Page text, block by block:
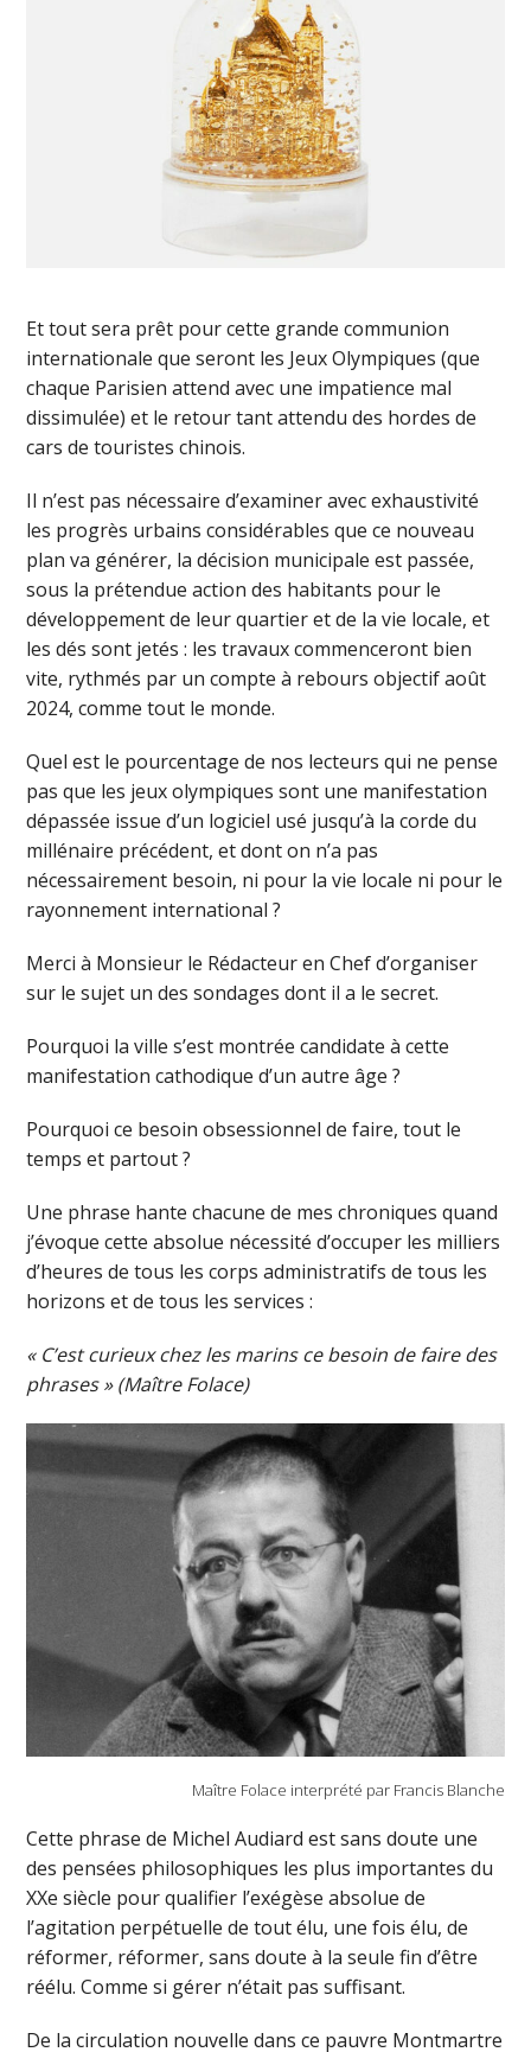
Et tout sera prêt pour cette grande communion
internationale que seront les Jeux Olympiques (que
chaque Parisien attend avec une impatience mal
dissimulée) et le retour tant attendu des hordes de
cars de touristes chinois.
Il n’est pas nécessaire d’examiner avec exhaustivité
les progrès urbains considérables que ce nouveau
plan va générer, la décision municipale est passée,
sous la prétendue action des habitants pour le
développement de leur quartier et de la vie locale, et
les dés sont jetés : les travaux commenceront bien
vite, rythmés par un compte à rebours objectif août
2024, comme tout le monde.
Quel est le pourcentage de nos lecteurs qui ne pense
pas que les jeux olympiques sont une manifestation
dépassée issue d’un logiciel usé jusqu’à la corde du
millénaire précédent, et dont on n’a pas
nécessairement besoin, ni pour la vie locale ni pour le
rayonnement international ?
Merci à Monsieur le Rédacteur en Chef d’organiser
sur le sujet un des sondages dont il a le secret.
Pourquoi la ville s’est montrée candidate à cette
manifestation cathodique d’un autre âge ?
Pourquoi ce besoin obsessionnel de faire, tout le
temps et partout ?
Une phrase hante chacune de mes chroniques quand
j’évoque cette absolue nécessité d’occuper les milliers
d’heures de tous les corps administratifs de tous les
horizons et de tous les services :
« C’est curieux chez les marins ce besoin de faire des
phrases » (Maître Folace)
Maître Folace interprété par Francis Blanche
Cette phrase de Michel Audiard est sans doute une
des pensées philosophiques les plus importantes du
XXe siècle pour qualifier l’exégèse absolue de
l’agitation perpétuelle de tout élu, une fois élu, de
réformer, réformer, sans doute à la seule fin d’être
réélu. Comme si gérer n’était pas suffisant.
De la circulation nouvelle dans ce pauvre Montmartre